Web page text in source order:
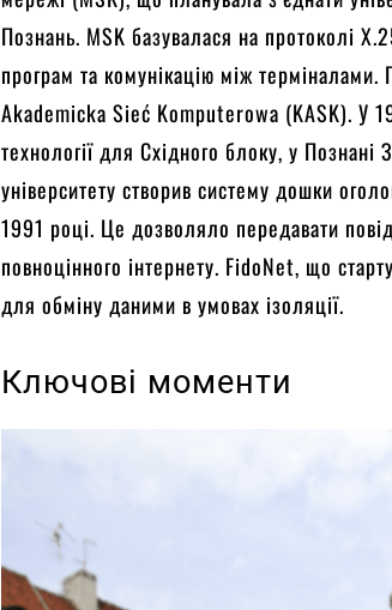
Познань. MSK базувалася на протоколі
програм та комунікацію між
Akademicka Sieć Komputerowa (KASK). У
технології для Східного блоку, у Познані
університету створив систему дошки
1991 році. Це дозволяло передавати
повноцінного інтернету. FidoNet, що
для обміну даними в умовах ізоляції.
Ключові моменти